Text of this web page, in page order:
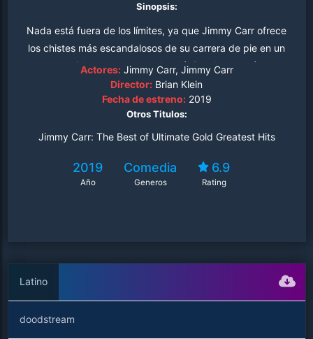
Sinopsis:
Nada está fuera de los límites, ya que Jimmy Carr ofrece
los chistes más escandalosos de su carrera de pie en un
especial que no es para los débiles de corazón.
Actores: Jimmy Carr, Jimmy Carr
Director: Brian Klein
Fecha de estreno: 2019
Otros Titulos:
Jimmy Carr: The Best of Ultimate Gold Greatest Hits
2019
Año
Comedia
Generos
6.9
Rating
Latino
doodstream